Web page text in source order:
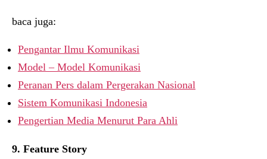
baca juga:
Pengantar Ilmu Komunikasi
Model – Model Komunikasi
Peranan Pers dalam Pergerakan Nasional
Sistem Komunikasi Indonesia
Pengertian Media Menurut Para Ahli
9. Feature Story